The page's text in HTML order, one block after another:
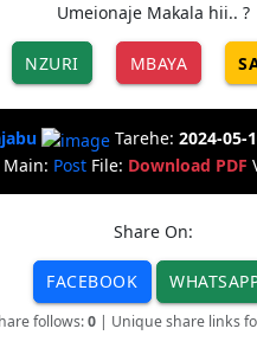
Umeionaje Makala hii.. ?
NZURI MBAYA
Tarehe: 2024-05-
Main: Post File: Download PDF
Share On:
FACEBOOK
follows:0| Unique share links